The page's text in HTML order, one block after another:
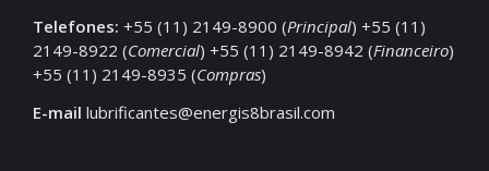
Telefones: +55 (11) 2149-8900 (Principal) +55 (11)
2149-8922 (Comercial) +55 (11) 2149-8942 (Financeiro)
+55 (11) 2149-8935 (Compras)
E-mail lubrificantes@energis8brasil.com